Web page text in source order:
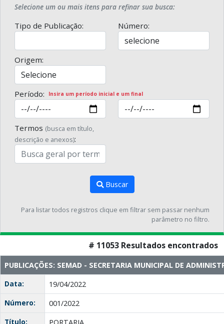
Selecione um ou mais itens para refinar sua busca:
Tipo de Publicação: Número:
Origem:
Período: Insira um período inicial e um final
Termos (busca em título,
descrição e anexos):
Buscar
Para listar todos registros clique em filtrar sem passar nenhum
parâmetro no filtro.
# 11053 Resultados encontrados
PUBLICAÇÕES: SEMAD - SECRETARIA MUNICIPAL DE
Data:
19/04/2022
Número:
001/2022
Título: